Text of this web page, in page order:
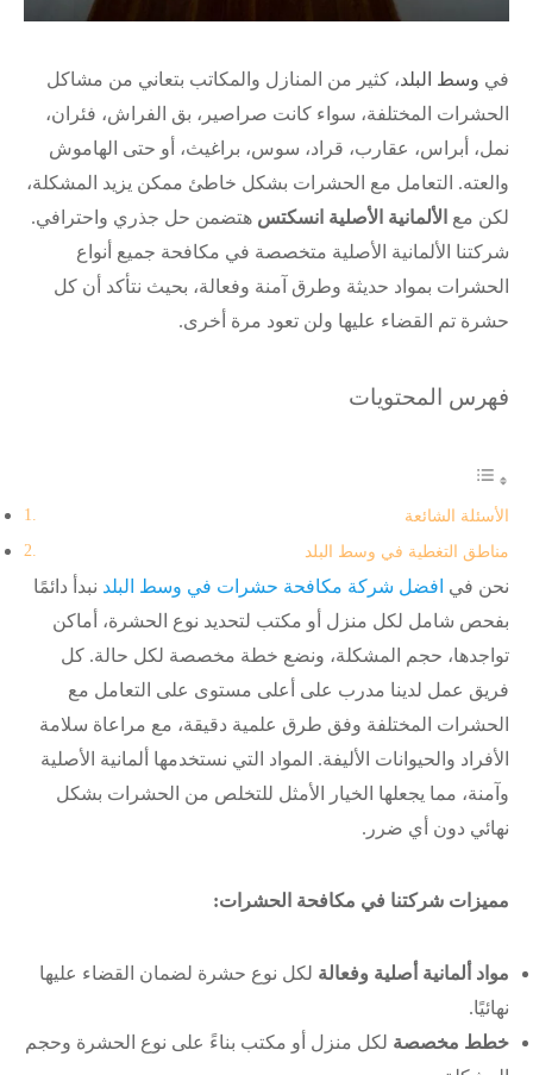
في وسط البلد، كثير من المنازل والمكاتب بتعاني من مشاكل
الحشرات المختلفة، سواء كانت صراصير، بق الفراش، فئران،
نمل، أبراس، عقارب، قراد، سوس، براغيث، أو حتى الهاموش
والعته. التعامل مع الحشرات بشكل خاطئ ممكن يزيد المشكلة،
لكن مع الألمانية الأصلية انسكتس هتضمن حل جذري واحترافي.
شركتنا الألمانية الأصلية متخصصة في مكافحة جميع أنواع
الحشرات بمواد حديثة وطرق آمنة وفعالة، بحيث نتأكد أن كل
حشرة تم القضاء عليها ولن تعود مرة أخرى.
فهرس المحتويات
الأسئلة الشائعة
مناطق التغطية في وسط البلد
نحن في افضل شركة مكافحة حشرات في وسط البلد نبدأ دائمًا
بفحص شامل لكل منزل أو مكتب لتحديد نوع الحشرة، أماكن
تواجدها، حجم المشكلة، ونضع خطة مخصصة لكل حالة. كل
فريق عمل لدينا مدرب على أعلى مستوى على التعامل مع
الحشرات المختلفة وفق طرق علمية دقيقة، مع مراعاة سلامة
الأفراد والحيوانات الأليفة. المواد التي نستخدمها ألمانية الأصلية
وآمنة، مما يجعلها الخيار الأمثل للتخلص من الحشرات بشكل
نهائي دون أي ضرر.
مميزات شركتنا في مكافحة الحشرات:
مواد ألمانية أصلية وفعالة لكل نوع حشرة لضمان القضاء عليها
نهائيًا.
خطط مخصصة لكل منزل أو مكتب بناءً على نوع الحشرة وحجم